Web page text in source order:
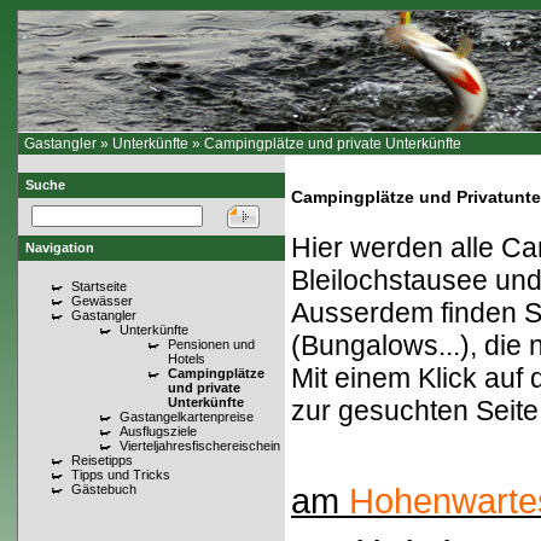
Gastangler » Unterkünfte » Campingplätze und private Unterkünfte
Suche
Navigation
Startseite
Gewässer
Gastangler
Unterkünfte
Pensionen und
Hotels
Campingplätze
und private
Unterkünfte
Gastangelkartenpreise
Ausflugsziele
Vierteljahresfischereischein
Reisetipps
Tipps und Tricks
Gästebuch
Campingplätze und
Hier werden alle
Bleilochstausee
Ausserdem finden
(Bungalows...), die
Mit einem Klick auf
zur gesuchten
am